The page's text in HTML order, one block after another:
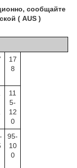
сообщайте
( AUS )
17
8
11
5-
12
0
95-
10
0